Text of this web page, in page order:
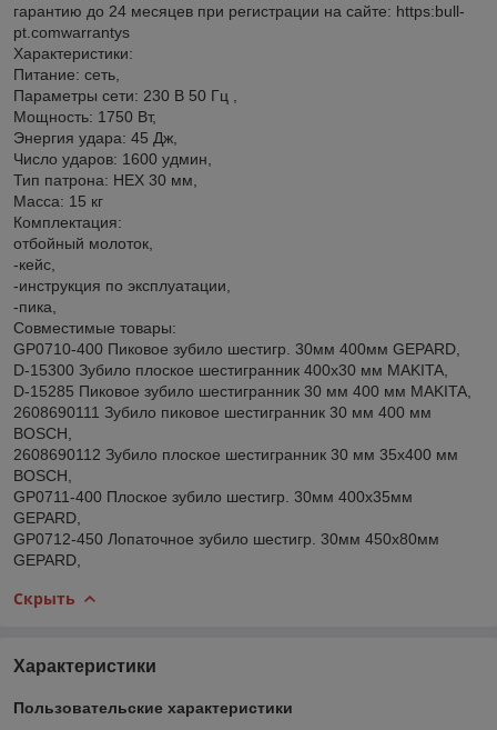
гарантию до 24 месяцев при регистрации на сайте: https:bull-
pt.comwarrantys
Характеристики:
Питание: сеть,
Параметры сети: 230 В 50 Гц ,
Мощность: 1750 Вт,
Энергия удара: 45 Дж,
Число ударов: 1600 удмин,
Тип патрона: HEX 30 мм,
Масса: 15 кг
Комплектация:
отбойный молоток,
-кейс,
-инструкция по эксплуатации,
-пика,
Совместимые товары:
GP0710-400 Пиковое зубило шестигр. 30мм 400мм GEPARD,
D-15300 Зубило плоское шестигранник 400х30 мм MAKITA,
D-15285 Пиковое зубило шестигранник 30 мм 400 мм MAKITA,
2608690111 Зубило пиковое шестигранник 30 мм 400 мм
BOSCH,
2608690112 Зубило плоское шестигранник 30 мм 35х400 мм
BOSCH,
GP0711-400 Плоское зубило шестигр. 30мм 400x35мм
GEPARD,
GP0712-450 Лопаточное зубило шестигр. 30мм 450x80мм
GEPARD,
Скрыть
Характеристики
Пользовательские характеристики